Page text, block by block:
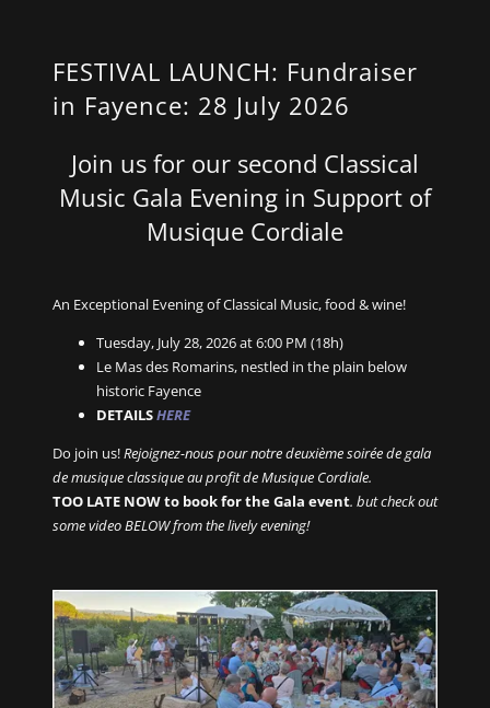
FESTIVAL LAUNCH: Fundraiser
in Fayence: 28 July 2026
Join us for our second Classical
Music Gala Evening in Support of
Musique Cordiale
An Exceptional Evening of Classical Music, food & wine!
Tuesday, July 28, 2026 at 6:00 PM (18h)
Le Mas des Romarins, nestled in the plain below
historic Fayence
DETAILSHERE
Do join us!Rejoignez-nous pour notre deuxième soirée de gala
de musique classique au profit de Musique Cordiale.
TOO LATE NOW to book for the Gala event. but check out
some video BELOW from the lively evening!